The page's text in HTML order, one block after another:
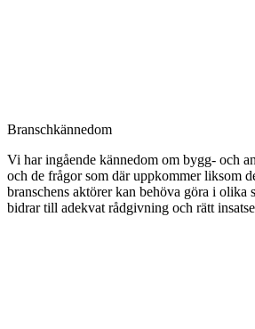
Branschkännedom
Vi har ingående kännedom om bygg- och
och de frågor som där uppkommer liksom
branschens aktörer kan behöva göra i olika
bidrar till adekvat rådgivning och rätt